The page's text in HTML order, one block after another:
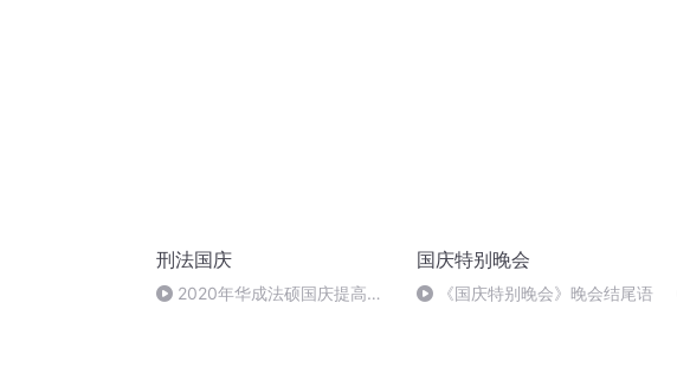
刑法国庆
2020年华成法硕国庆提高班
国庆特别晚会
《国庆特别晚会》晚会结尾语